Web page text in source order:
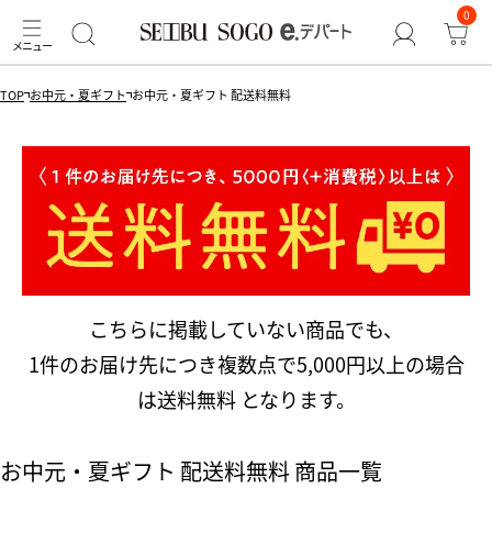
0
TOP お中元・夏ギフト お中元・夏ギフト 配送料無料
こちらに掲載していない商品でも、
1件のお届け先につき複数点で5,000円以上の場合
は送料無料 となります。
お中元・夏ギフト 配送料無料 商品一覧